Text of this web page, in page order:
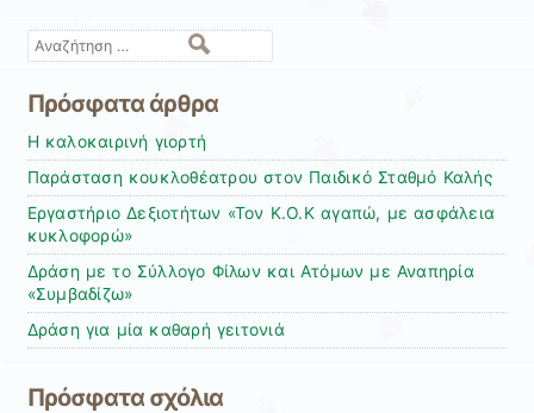
Αναζήτηση
Πρόσφατα άρθρα
Η καλοκαιρινή γιορτή
Παράσταση κουκλοθέατρου στον Παιδικό Σταθμό Καλής
Εργαστήριο Δεξιοτήτων «Τον Κ.Ο.Κ αγαπώ, με ασφάλεια
κυκλοφορώ»
Δράση με το Σύλλογο Φίλων και Ατόμων με Αναπηρία
«Συμβαδίζω»
Δράση για μία καθαρή γειτονιά
Πρόσφατα σχόλια